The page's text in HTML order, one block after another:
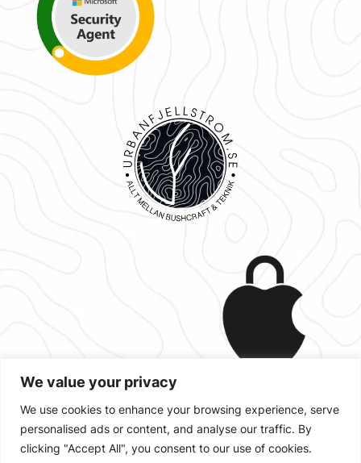
We value your privacy
We use cookies to enhance your browsing experience, serve
personalised ads or content, and analyse our traffic. By
clicking "Accept All", you consent to our use of cookies.
Designad med , ochWordPress